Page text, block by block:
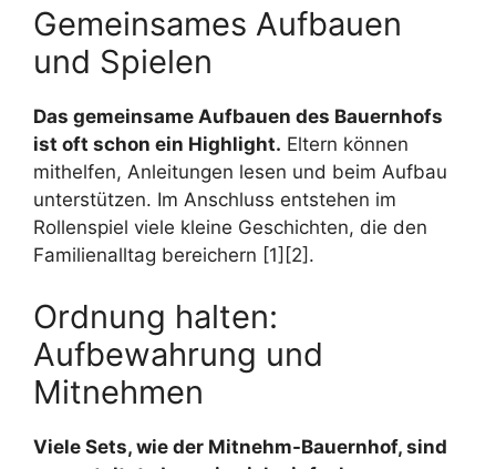
Gemeinsames Aufbauen
und Spielen
Das gemeinsame Aufbauen des Bauernhofs
ist oft schon ein Highlight. Eltern können
mithelfen, Anleitungen lesen und beim Aufbau
unterstützen. Im Anschluss entstehen im
Rollenspiel viele kleine Geschichten, die den
Familienalltag bereichern [1][2].
Ordnung halten:
Aufbewahrung und
Mitnehmen
Viele Sets, wie der Mitnehm-Bauernhof, sind